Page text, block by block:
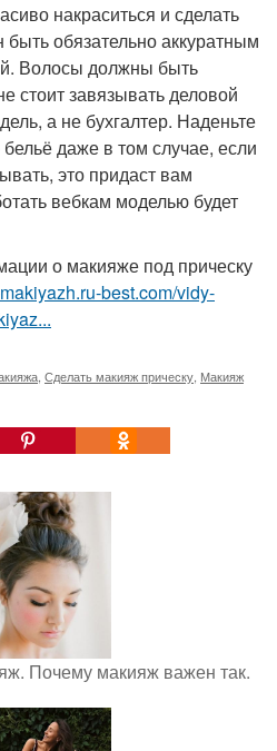
накраситься и сделать
обязательно аккуратным
Волосы должны быть
стоит завязывать деловой
а не бухгалтер. Наденьте
даже в том случае, если
это придаст вам
вебкам моделью будет
о макияже под прическу
best.com/vidy-
Сделать макияж прическу Макияж
Почему макияж важен так.